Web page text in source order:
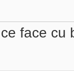
face cu